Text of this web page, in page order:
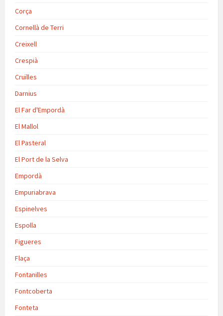
Corça
Cornellà de Terri
Creixell
Crespià
Cruïlles
Darnius
El Far d'Empordà
El Mallol
El Pasteral
El Port de la Selva
Empordà
Empuriabrava
Espinelves
Espolla
Figueres
Flaça
Fontanilles
Fontcoberta
Fonteta